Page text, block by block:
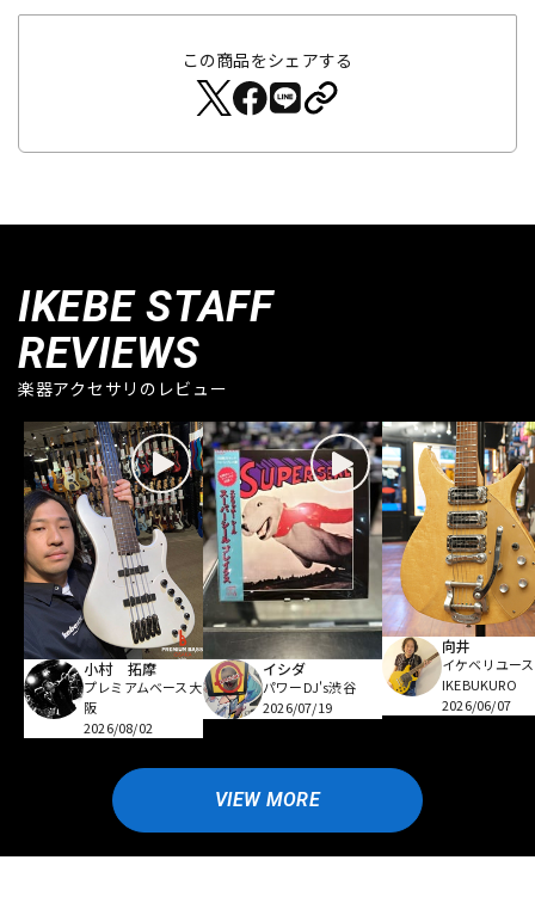
この商品をシェアする
IKEBE STAFF
REVIEWS
楽器アクセサリのレビュー
小村 拓摩
プレミアムベース大
阪
2026/08/02
イシダ
パワーDJ's渋谷
2026/07/19
向井
イケベリユース
IKEBUKURO
2026/06/07
VIEW MORE